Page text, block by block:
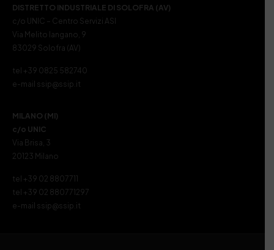
DISTRETTO INDUSTRIALE DI SOLOFRA (AV)
c/o UNIC – Centro Servizi ASI
Via Melito Iangano, 9
83029 Solofra (AV)
tel +39 0825 582740
e-mail ssip@ssip.it
MILANO (MI)
c/o UNIC
Via Brisa, 3
20123 Milano
tel +39 02 8807711
tel +39 02 880771297
e-mail ssip@ssip.it